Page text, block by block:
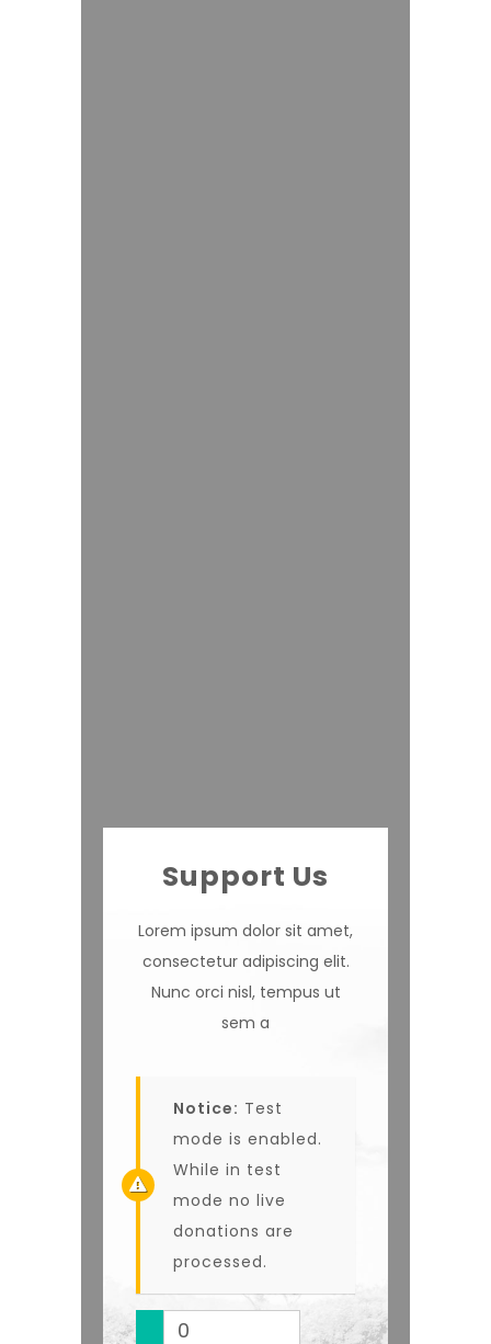
Support Us
Lorem ipsum dolor sit amet,
consectetur adipiscing elit.
Nunc orci nisl, tempus ut
sem a
Notice: Test
mode is enabled.
While in test
mode no live
donations are
processed.
0